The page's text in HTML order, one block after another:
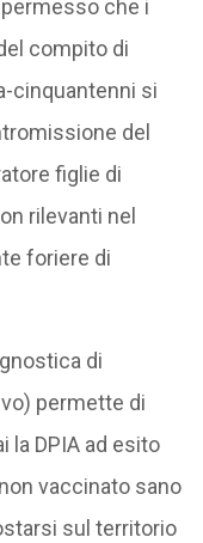
permesso che i
compito di
cinquantenni si
del
figlie di
rilevanti nel
foriere di
di
permette di
la DPIA ad esito
vaccinato sano
sul territorio